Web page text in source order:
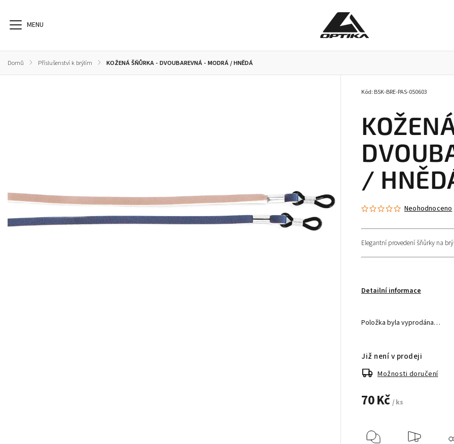
Domů / Příslušenství k brýlím / KOŽENÁ ŠŇŮRKA - DVOUBAREVNÁ - MODRÁ / HNĚDÁ
/
Kód: BSK-BRE-PAS-050603
Neohodnoceno
Elegantní provedení šňůrky na
Detailní informace
Položka byla vyprodána…
70 Kč/ ks
Již není v prodeji
Možnosti doručení